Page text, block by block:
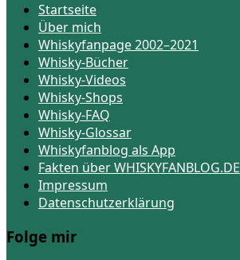
Startseite
Über mich
Whiskyfanpage 2002–2021
Whisky-Bücher
Whisky-Videos
Whisky-Shops
Whisky-FAQ
Whisky-Glossar
Whiskyfanblog als App
Fakten über WHISKYFANBLOG.DE
Impressum
Datenschutzerklärung
Folge mir